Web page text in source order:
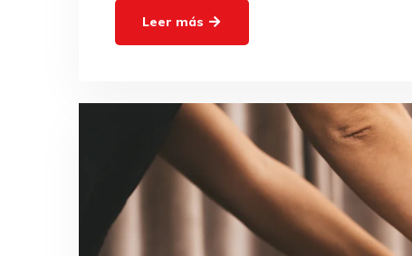
Leer más